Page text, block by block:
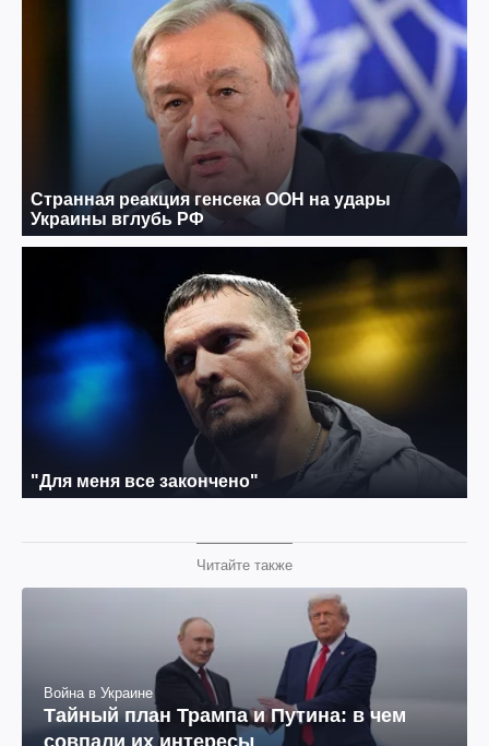
Читайте также
Война в Украине
Тайный план Трампа и Путина: в чем
совпали их интересы